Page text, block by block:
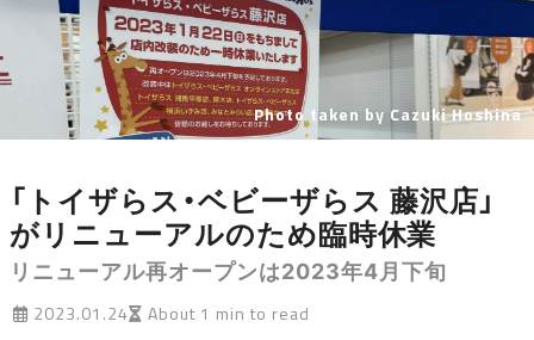
Photo taken by Cazuki Hoshina
「トイザらス・ベビーザらス 藤沢店」
がリニューアルのため臨時休業
リニューアル再オープンは2023年4月下旬
2023.01.24
About 1 min to read